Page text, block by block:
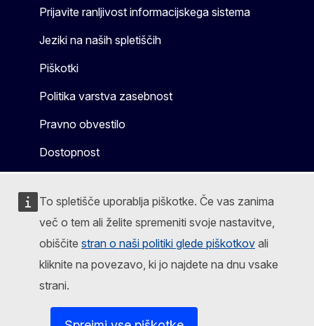
To spletišče uporablja piškotke. Če vas zanima
več o tem ali želite spremeniti svoje nastavitve,
obiščite stran o naši politiki glede piškotkov ali
kliknite na povezavo, ki jo najdete na dnu vsake
strani.
Prijavite ranljivost informacijskega sistema
Jeziki na naših spletiščih
Piškotki
Politika varstva zasebnost
Pravno obvestilo
Dostopnost